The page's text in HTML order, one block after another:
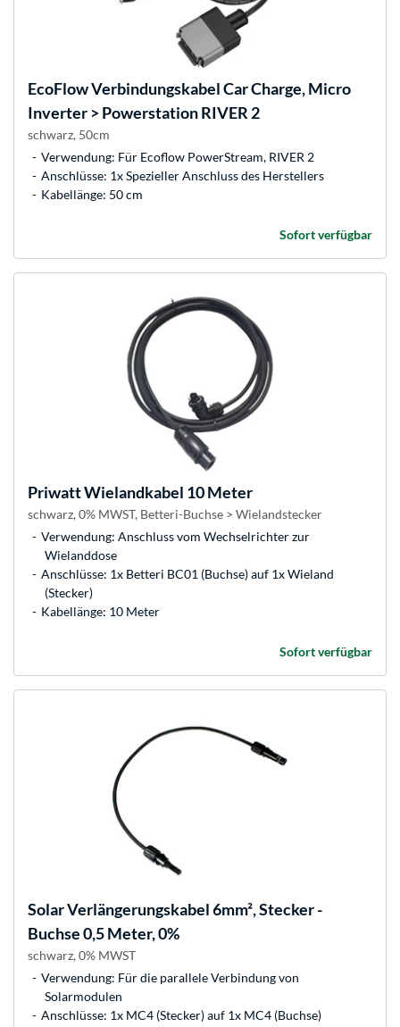
EcoFlowVerbindungskabel Car Charge, Micro
Inverter > Powerstation RIVER 2
schwarz, 50cm
Verwendung: Für Ecoflow PowerStream, RIVER 2
Anschlüsse: 1x Spezieller Anschluss des Herstellers
Kabellänge: 50 cm
Sofort verfügbar
PriwattWielandkabel 10 Meter
schwarz, 0% MWST, Betteri-Buchse > Wielandstecker
Verwendung: Anschluss vom Wechselrichter zur
Wielanddose
Anschlüsse: 1x Betteri BC01 (Buchse) auf 1x Wieland
(Stecker)
Kabellänge: 10 Meter
Sofort verfügbar
Solar Verlängerungskabel 6mm², Stecker -
Buchse 0,5 Meter, 0%
schwarz, 0% MWST
Verwendung: Für die parallele Verbindung von
Solarmodulen
Anschlüsse: 1x MC4 (Stecker) auf 1x MC4 (Buchse)